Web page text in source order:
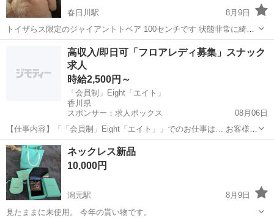
春日川駅
8月9日
トイザらス限定のジャイアントトベア 100センチです 状態非常に綺麗
な状態です 日陰にて保管していましたので
高松市 春日川駅 おもちゃ
高収入/即日可「フロアレディ募集」スナック
求人
時給2,500円～
「会員制」Eight「エイト」
香川県
スポンサー：求人ボックス
08月06日
【仕事内容】「「会員制」Eight「エイト」」でのお仕事は… お客様に
美味しいお酒を作ってご提供 一緒に楽しくお喋り これだけでOK 対面
接客なので、ナイトワークが初めての方でも安心ですよ! 「私にできる
かな…」と心配しなくても大...
アルバイト・パート
ネックレス新品
10,000円
潟元駅
8月9日
見たままに未使用。 今年の貰い物です。